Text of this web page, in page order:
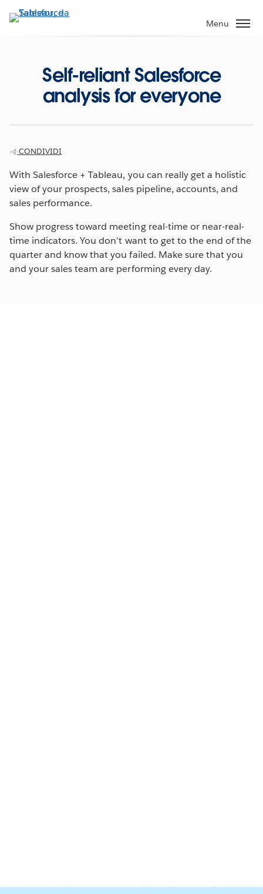
Passa
Menu
Self-reliant Salesforce
analysis for everyone
CONDIVIDI
With Salesforce + Tableau, you can really get a holistic
view of your prospects, sales pipeline, accounts, and
sales performance.
Show progress toward meeting real-time or near-real-
time indicators. You don’t want to get to the end of the
quarter and know that you failed. Make sure that you
and your sales team are performing every day.